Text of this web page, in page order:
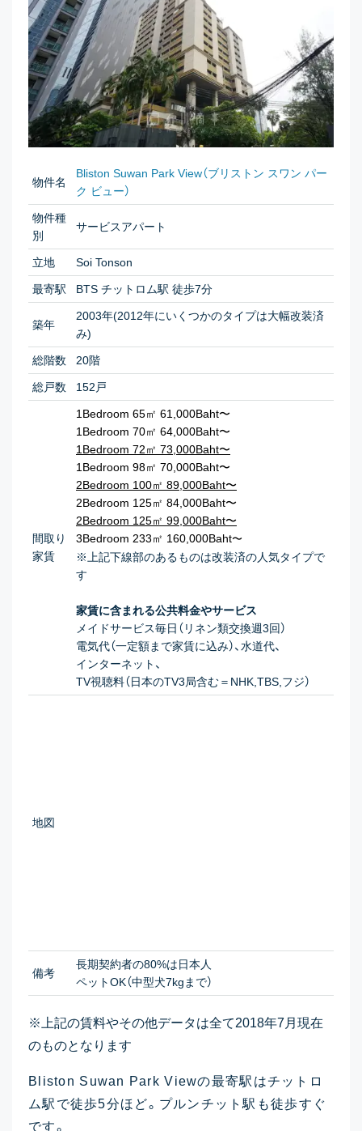
物件名
Bliston Suwan Park View（ブリストン スワン パー
ク ビュー）
物件種
別
サービスアパート
立地 Soi Tonson
最寄駅 BTS チットロム駅 徒歩7分
築年
2003年(2012年にいくつかのタイプは大幅改装済
み)
総階数 20階
総戸数 152戸
間取り
家賃
1Bedroom 65㎡ 61,000Baht〜
1Bedroom 70㎡ 64,000Baht〜
1Bedroom 72㎡ 73,000Baht〜
1Bedroom 98㎡ 70,000Baht〜
2Bedroom 100㎡ 89,000Baht〜
2Bedroom 125㎡ 84,000Baht〜
2Bedroom 125㎡ 99,000Baht〜
3Bedroom 233㎡ 160,000Baht〜
※上記下線部のあるものは改装済の人気タイプで
す
家賃に含まれる公共料金やサービス
メイドサービス毎日（リネン類交換週3回）
電気代（一定額まで家賃に込み）、水道代、
インターネット、
TV視聴料（日本のTV3局含む＝NHK,TBS,フジ）
地図
備考
長期契約者の80%は日本人
ペットOK（中型犬7kgまで）
※上記の賃料やその他データは全て2018年7月現在
のものとなります
Bliston Suwan Park Viewの最寄駅はチットロ
ム駅で徒歩5分ほど。プルンチット駅も徒歩すぐ
です。